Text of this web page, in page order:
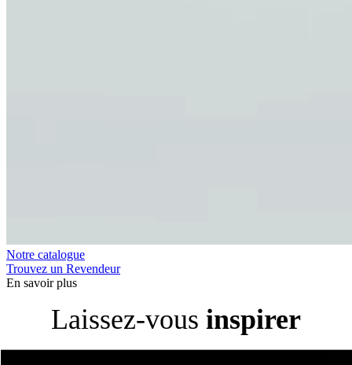
Notre catalogue
Trouvez un Revendeur
En savoir plus
Laissez-vous inspirer